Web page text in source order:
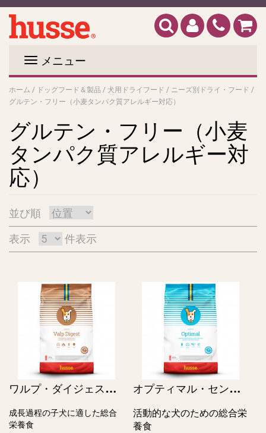
メニュー
ホーム / ドッグフード＆製品 / 犬用ドライフード / ニーズ別ドライ・フード /
グルテン・フリー（小麦タンパク質アレルギー対応）
グルテン・フリー（小麦
タンパク質アレルギー対
応）
並び順
表示 件表示
ワ
ルプ・ダイジェスト/Valp Digest
成⾧過程の子犬に適した総合
栄養食
オ
プティマル・センシティブ / Optimal Sensitive
活動的な犬のための総合栄
養食